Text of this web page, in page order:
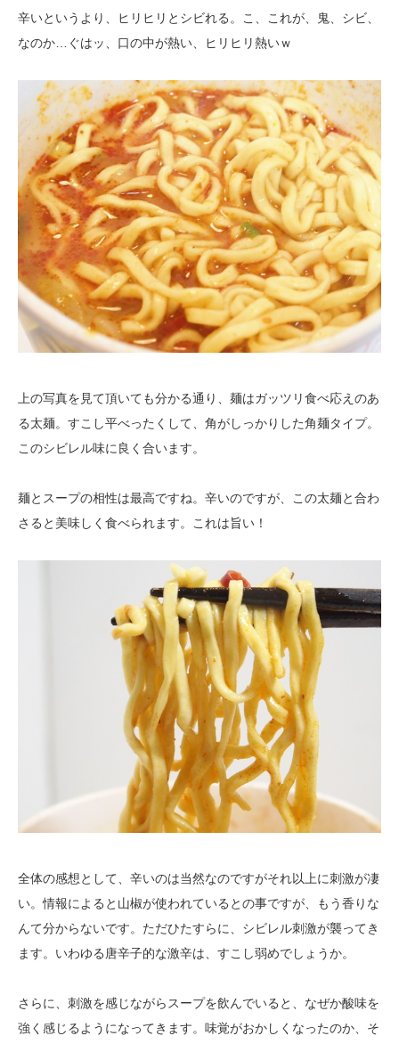
辛いというより、ヒリヒリとシビれる。こ、これが、鬼、シビ、
なのか…ぐはッ、口の中が熱い、ヒリヒリ熱いｗ
上の写真を見て頂いても分かる通り、麺はガッツリ食べ応えのあ
る太麺。すこし平べったくして、角がしっかりした角麺タイプ。
このシビレル味に良く合います。
麺とスープの相性は最高ですね。辛いのですが、この太麺と合わ
さると美味しく食べられます。これは旨い！
全体の感想として、辛いのは当然なのですがそれ以上に刺激が凄
い。情報によると山椒が使われているとの事ですが、もう香りな
んて分からないです。ただひたすらに、シビレル刺激が襲ってき
ます。いわゆる唐辛子的な激辛は、すこし弱めでしょうか。
さらに、刺激を感じながらスープを飲んでいると、なぜか酸味を
強く感じるようになってきます。味覚がおかしくなったのか、そ